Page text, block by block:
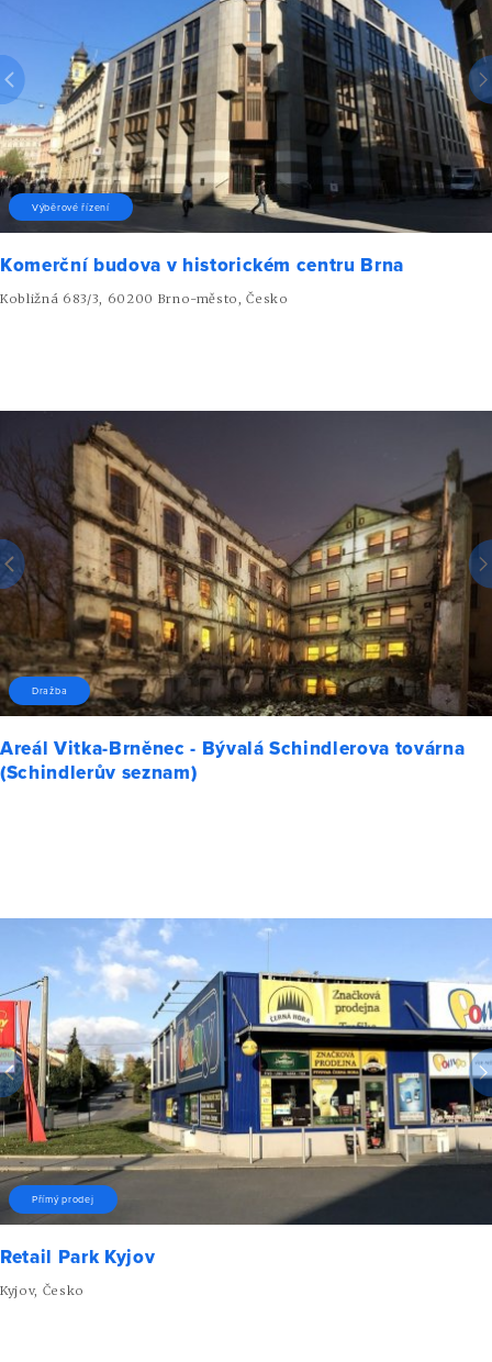
Výběrové řízení
Komerční budova v historickém centru Brna
Kobližná 683/3, 60200 Brno-město, Česko
Dražba
Areál Vitka-Brněnec - Bývalá Schindlerova továrna
(Schindlerův seznam)
Přímý prodej
Retail Park Kyjov
Kyjov, Česko